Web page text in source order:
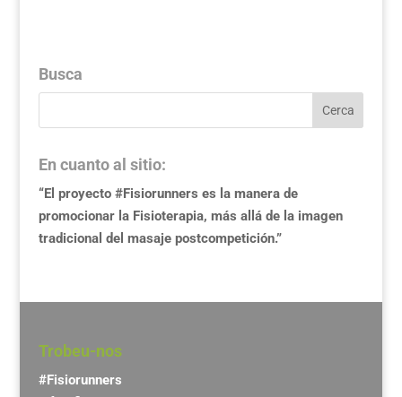
Busca
En cuanto al sitio:
“El proyecto #Fisiorunners es la manera de
promocionar la Fisioterapia, más allá de la imagen
tradicional del masaje postcompetición.”
Trobeu-nos
#Fisiorunners